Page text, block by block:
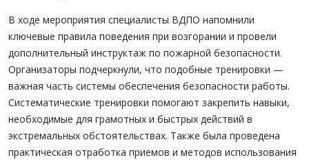
В ходе мероприятия специалисты ВДПО напомнили
ключевые правила поведения при возгорании и провели
дополнительный инструктаж по пожарной безопасности.
Организаторы подчеркнули, что подобные тренировки —
важная часть системы обеспечения безопасности работы.
Систематические тренировки помогают закрепить навыки,
необходимые для грамотных и быстрых действий в
экстремальных обстоятельствах. Также была проведена
практическая отработка приемов и методов использования